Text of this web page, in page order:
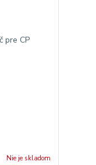
Nie je skladom